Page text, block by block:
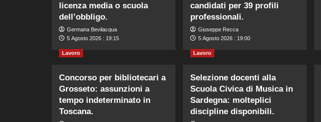
licenza media o scuola
dell’obbligo.
Germana Bevilacqua
5 Agosto 2026 : 19:15
candidati per 39 profili
professionali.
Giuseppe Recca
5 Agosto 2026 : 19:00
Lavoro
Concorso per bibliotecari a
Grosseto: assunzioni a
tempo indeterminato in
Toscana.
Lavoro
Selezione docenti alla
Scuola Civica di Musica in
Sardegna: molteplici
discipline disponibili.